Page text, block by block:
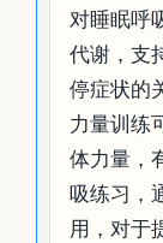
对睡眠呼
代谢，支
停症状的
力量训练
体力量，
吸练习，
用，对于